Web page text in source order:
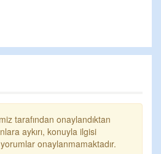
tarafından onaylandıktan
aykırı, konuyla ilgisi
onaylanmamaktadır.